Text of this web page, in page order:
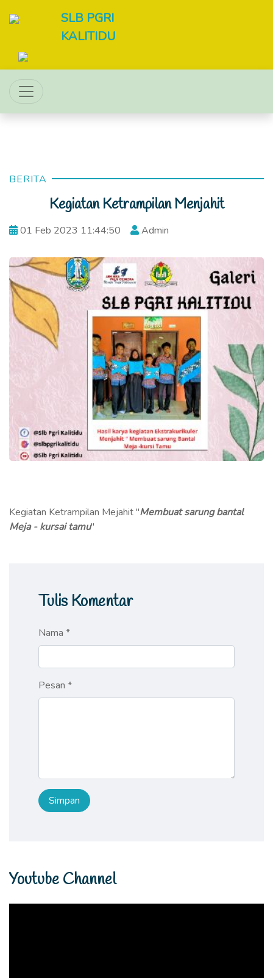
SLB PGRI
KALITIDU
BERITA
Kegiatan Ketrampilan Menjahit
01 Feb 2023 11:44:50 Admin
Kegiatan Ketrampilan Mejahit "Membuat sarung bantal
Meja - kursai tamu"
Tulis Komentar
Nama *
Pesan *
Youtube Channel